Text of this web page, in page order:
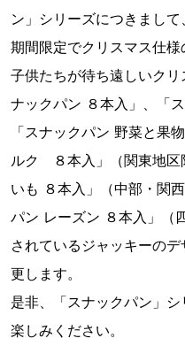
ン」シリーズにつきまし
期間限定でクリスマス仕様
子供たちが待ち遠しいク
ナックパン ８本入」、「
「スナックパン 野菜と果
ルク ８本入」（関東地区
いも ８本入」（中部・関
パン レーズン ８本入」（
されているジャッキーの
更します。
是非、「スナックパン」
楽しみください。